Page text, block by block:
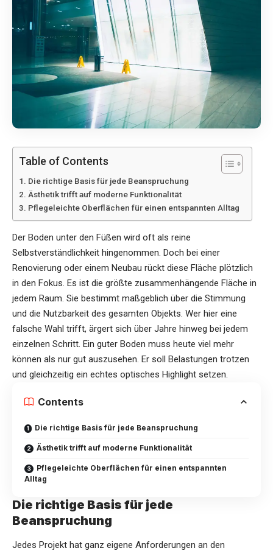
Table of Contents
Die richtige Basis für jede Beanspruchung
Ästhetik trifft auf moderne Funktionalität
Pflegeleichte Oberflächen für einen entspannten Alltag
Der Boden unter den Füßen wird oft als reine
Selbstverständlichkeit hingenommen. Doch bei einer
Renovierung oder einem Neubau rückt diese Fläche plötzlich
in den Fokus. Es ist die größte zusammenhängende Fläche in
jedem Raum. Sie bestimmt maßgeblich über die Stimmung
und die Nutzbarkeit des gesamten Objekts. Wer hier eine
falsche Wahl trifft, ärgert sich über Jahre hinweg bei jedem
einzelnen Schritt. Ein guter Boden muss heute viel mehr
können als nur gut auszusehen. Er soll Belastungen trotzen
und gleichzeitig ein echtes optisches Highlight setzen.
Contents
Die richtige Basis für jede Beanspruchung
Ästhetik trifft auf moderne Funktionalität
Pflegeleichte Oberflächen für einen entspannten
Alltag
Die richtige Basis für jede
Beanspruchung
Jedes Projekt hat ganz eigene Anforderungen an den